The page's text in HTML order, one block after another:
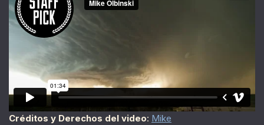
Créditos y Derechos del video: Mike